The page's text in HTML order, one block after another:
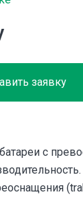
заявку
с